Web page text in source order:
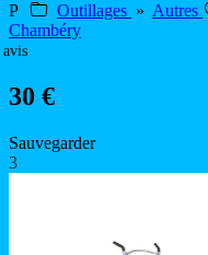
P Outillages » Autres
Chambéry
avis
30 €
Sauvegarder
3